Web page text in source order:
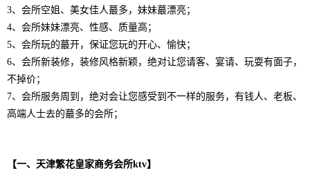
3、会所空姐、美女佳人蕞多，妹妹蕞漂亮；
4、会所妹妹漂亮、性感、质量高；
5、会所玩的蕞开，保证您玩的开心、愉快；
6、会所新装修，装修风格新颖，绝对让您请客、宴请、玩耍有面子，
不掉价；
7、会所服务周到，绝对会让您感受到不一样的服务，有钱人、老板、
高端人士去的蕞多的会所；
【一、天津繁花皇家商务会所ktv】